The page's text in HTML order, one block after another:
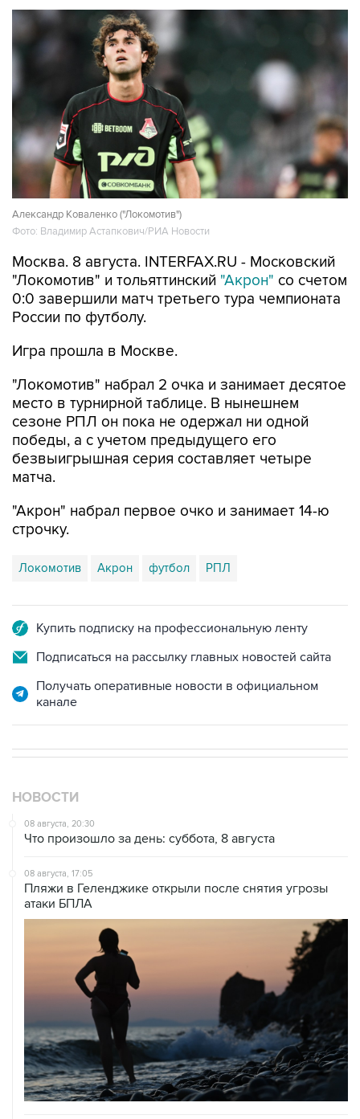
Александр Коваленко ("Локомотив")
Фото: Владимир Астапкович/РИА Новости
Москва. 8 августа. INTERFAX.RU - Московский
"Локомотив" и тольяттинский "Акрон" со счетом
0:0 завершили матч третьего тура чемпионата
России по футболу.
Игра прошла в Москве.
"Локомотив" набрал 2 очка и занимает десятое
место в турнирной таблице. В нынешнем
сезоне РПЛ он пока не одержал ни одной
победы, а с учетом предыдущего его
безвыигрышная серия составляет четыре
матча.
"Акрон" набрал первое очко и занимает 14-ю
строчку.
Локомотив Акрон футбол РПЛ
Купить подписку на профессиональную ленту
Подписаться на рассылку главных новостей сайта
Получать оперативные новости в официальном
канале
НОВОСТИ
08 августа, 20:30
Что произошло за день: суббота, 8 августа
08 августа, 17:05
Пляжи в Геленджике открыли после снятия угрозы
атаки БПЛА